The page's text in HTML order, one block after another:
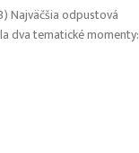
Najväčšia odpustová
dva tematické momenty: